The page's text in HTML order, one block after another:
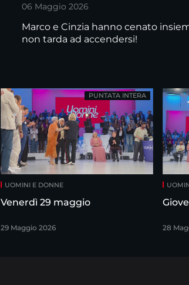
06 Maggio 2026
Marco e Cinzia hanno cenato
non tarda ad accendersi!
UOMINI E DONNE
Venerdì 29 maggio
29 Maggio 2026
PUNTATA INTERA
28